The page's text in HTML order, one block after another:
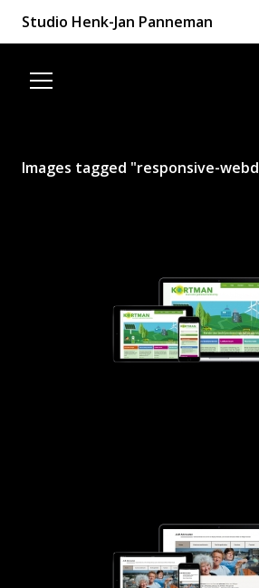
Studio Henk-Jan Panneman
Images tagged "responsive-